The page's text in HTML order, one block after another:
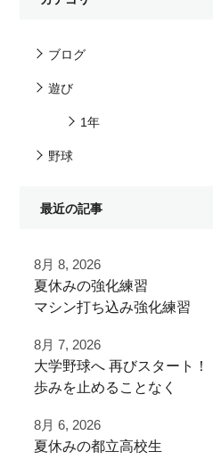
ブログ
遊び
1年
野球
最近の記事
8月 8, 2026
夏休みの強化練習
マシン打ち込み強化練習
チーム練習が終わったあとに
追加で特訓！
ありがとうございました！
8月 7, 2026
⁡大学野球へ⁡ 再びスタート！⁡
⁡⁡歩みを止めることなく⁡
⁡頑張って
8月 6, 2026
夏休みの都立高校生